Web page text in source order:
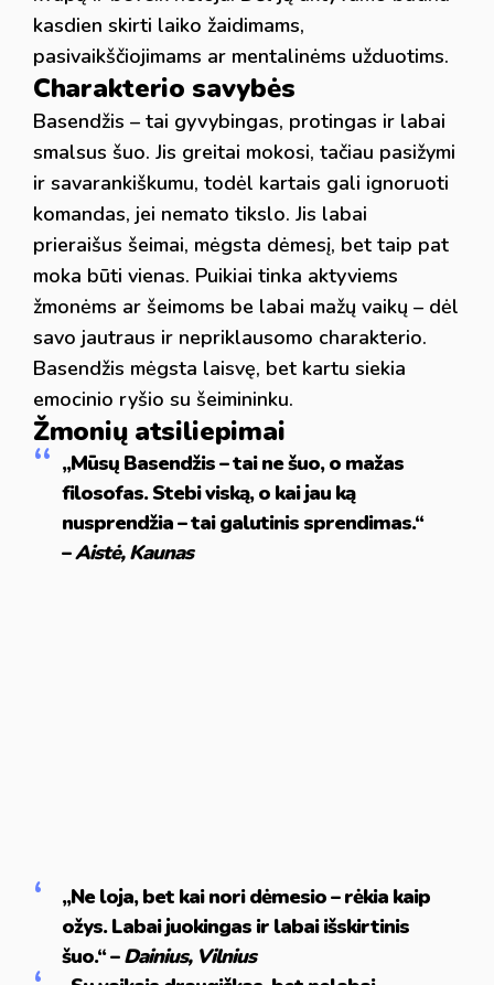
kasdien skirti laiko žaidimams,
pasivaikščiojimams ar mentalinėms užduotims.
Charakterio savybės
Basendžis – tai gyvybingas, protingas ir labai
smalsus šuo. Jis greitai mokosi, tačiau pasižymi
ir savarankiškumu, todėl kartais gali ignoruoti
komandas, jei nemato tikslo. Jis labai
prieraišus šeimai, mėgsta dėmesį, bet taip pat
moka būti vienas. Puikiai tinka aktyviems
žmonėms ar šeimoms be labai mažų vaikų – dėl
savo jautraus ir nepriklausomo charakterio.
Basendžis mėgsta laisvę, bet kartu siekia
emocinio ryšio su šeimininku.
Žmonių atsiliepimai
„Mūsų Basendžis – tai ne šuo, o mažas
filosofas. Stebi viską, o kai jau ką
nusprendžia – tai galutinis sprendimas.“
–Aistė, Kaunas
„Ne loja, bet kai nori dėmesio – rėkia kaip
ožys. Labai juokingas ir labai išskirtinis
šuo.“ –Dainius, Vilnius